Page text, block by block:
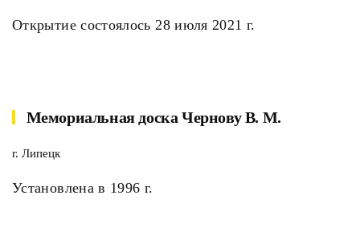
Открытие состоялось 28 июля 2021 г.
Мемориальная доска Чернову В. М.
г. Липецк
Установлена в 1996 г.